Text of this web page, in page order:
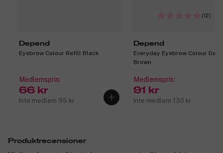
Depend
Eyebrow Colour Refill Black
Medlemspris:
66 kr
Inte medlem 95 kr
(12)
Depend
Everyday Eyebrow Colour Dark
Brown
Medlemspris:
91 kr
Inte medlem 130 kr
Produktrecensioner